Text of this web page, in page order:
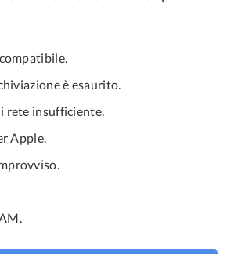
è esaurito.
rete insufficiente.
Apple.